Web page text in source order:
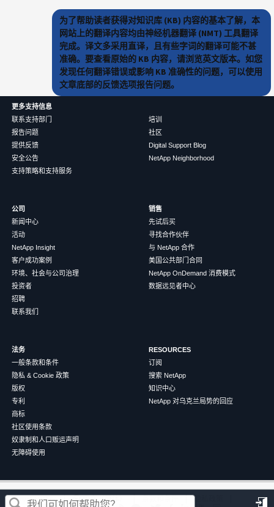
这篇文章对您有帮助吗？
为了帮助读者获得对知识库 (KB) 内容的基本了解，本
网站上的翻译内容均由神经机器翻译 (NMT) 工具翻译
完成。译文多采用直译，且有些字词的翻译可能不甚
准确。要查看原始的 KB 内容，请浏览英文版本。如您
发现任何翻译错误或影响 KB 准确性的问题，可以使用
文章底部的反馈选项报告问题。
更多支持信息
联系支持部门
报告问题
提供反馈
安全公告
支持策略和支持服务
培训
社区
Digital Support Blog
NetApp Neighborhood
公司
新闻中心
活动
NetApp Insight
客户成功案例
环境、社会与公司治理
投资者
招聘
联系我们
销售
先试后买
寻找合作伙伴
与 NetApp 合作
美国公共部门合同
NetApp OnDemand 消费模式
数据远见者中心
法务
一般条款和条件
隐私 & Cookie 政策
版权
专利
商标
社区使用条款
奴隶制和人口贩运声明
无障碍使用
RESOURCES
订阅
搜索 NetApp
知识中心
NetApp 对乌克兰局势的回应
©2026NetApp 中文（简体） 条款和条件
隐私政策